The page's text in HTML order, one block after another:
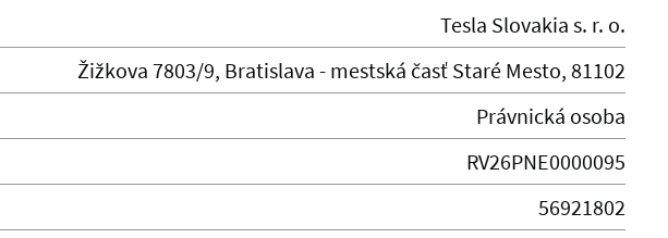
Tesla Slovakia s. r. o.
Žižkova 7803/9, Bratislava - mestská časť Staré Mesto, 81102
Právnická osoba
RV26PNE0000095
56921802